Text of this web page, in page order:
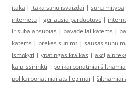
itaka | itaka sunu isvaizdai | sunu mityba
internetu | geriausia parduotuve |
ir subalansuotas | pavadeliai katems |
katems | prekes sunims | sausas sunu
ismokyti | ypatingas kraikas | akcija
kaip issirinkti | polikarbonatiniai šiltnamiai
polikarbonatiniai atsiliepimai | šiltnamiai